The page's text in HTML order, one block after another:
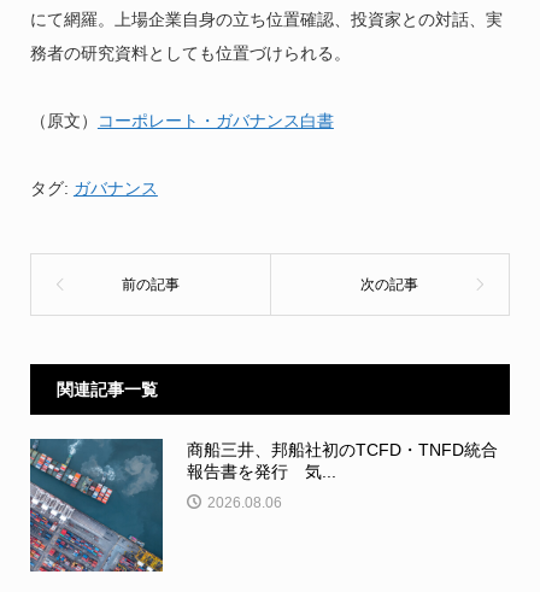
にて網羅。上場企業自身の立ち位置確認、投資家との対話、実
務者の研究資料としても位置づけられる。
（原文） コーポレート・ガバナンス白書
タグ: ガバナンス
関連記事一覧
商船三井、邦船社初のTCFD・TNFD統合
報告書を発行 気...
2026.08.06